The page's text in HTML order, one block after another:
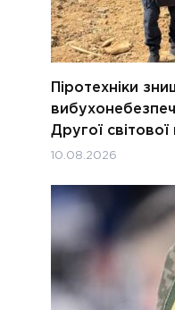
Піротехніки
Другої світової
10.08.2026